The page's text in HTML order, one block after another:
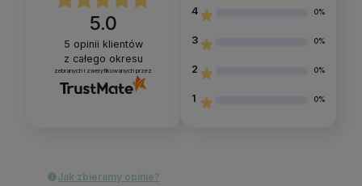
5.0
5 opinii klientów
z całego okresu
zebranych i zweryfikowanych przez
4 0%
3 0%
2 0%
1 0%
Jak zbieramy opinie?